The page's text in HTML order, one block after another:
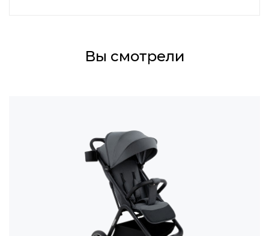
Вы смотрели